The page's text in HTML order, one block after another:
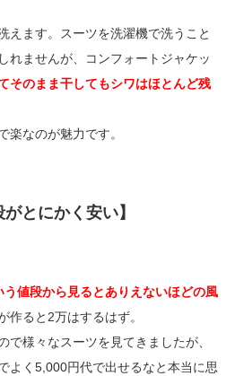
えます。スーツを洗濯機で洗うこと
れませんが、コンフォートジャケッ
そのまま干してもシワはほとんど残
楽なのが魅力です。
とにかく安い】
う値段から見るとありえないほどの風
作ると2万はするはず。
で様々なスーツを見てきましたが、
よく5,000円代で出せるなと本当に思